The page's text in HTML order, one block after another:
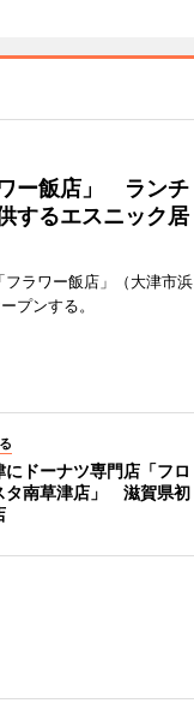
ー飯店」 ランチ
するエスニック居
フラワー飯店」（大津市浜
プンする。
にドーナツ専門店「フロ
タ南草津店」 滋賀県初